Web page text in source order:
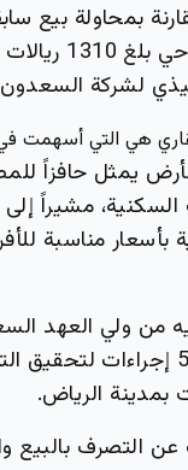
بمحاولة
للبيع في
لشركة السعدون
هي التي أسهمت
يمثل حافزاً
السكنية، مشيراً
مناسبة
من ولي العهد
مارس العام الماضي، والذي
بمدينة الرياض.
التصرف بالبيع